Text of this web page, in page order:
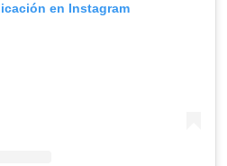
en Instagram